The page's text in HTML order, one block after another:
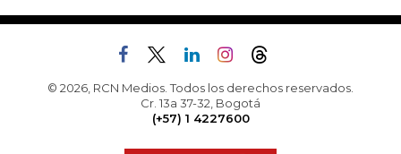
© 2026, RCN Medios. Todos los derechos reservados.
Cr. 13a 37-32, Bogotá
(+57) 1 4227600